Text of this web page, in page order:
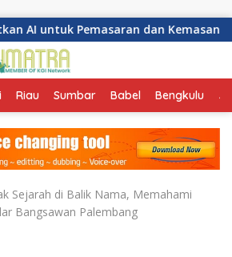
Pemasaran dan Kemasan Produk
Riau Sumbar Babel Bengkulu
Sejarah di Balik Nama, Memahami
Bangsawan Palembang